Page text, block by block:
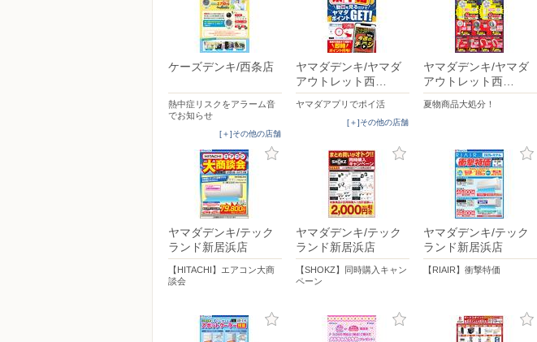
ケーズデンキ/西条店
熱中症リスクをアラーム音
でお知らせ
[＋]その他の店舗
ヤマダデンキ/ヤマダ
アウトレット西…
ヤマダアプリでポイ活
[＋]その他の店舗
ヤマダデンキ/ヤマダ
アウトレット西…
夏物商品大処分！
ヤマダデンキ/テック
ランド新居浜店
【HITACHI】エアコン大商
談会
ヤマダデンキ/テック
ランド新居浜店
【SHOKZ】同時購入キャン
ペーン
ヤマダデンキ/テック
ランド新居浜店
【RIAIR】衝撃特価